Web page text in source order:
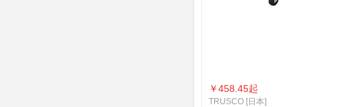
￥458.45起
TRUSCO [日本]